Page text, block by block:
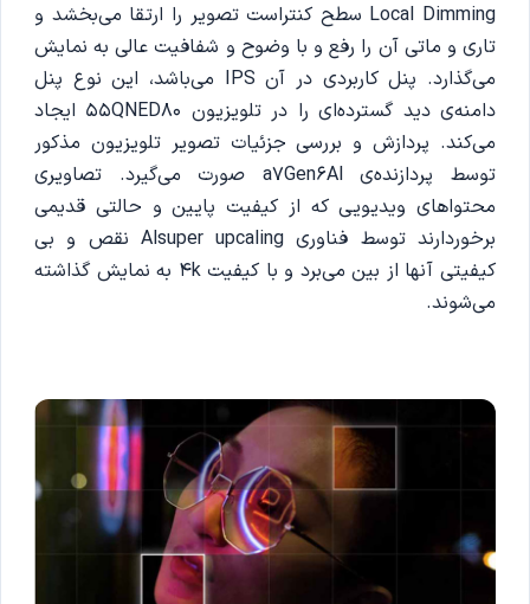
Local Dimming سطح کنتراست تصویر را ارتقا می‌بخشد و
تاری و ماتی آن را رفع و با وضوح و شفافیت عالی به نمایش
می‌گذارد. پنل کاربردی در آن IPS می‌باشد، این نوع پنل
دامنه‌ی دید گسترده‌ای را در تلویزیون 55QNED80 ایجاد
می‌کند. پردازش و بررسی جزئیات تصویر تلویزیون مذکور
توسط پردازنده‌ی a7Gen6Al صورت می‌گیرد. تصاویری
محتواهای ویدیویی که از کیفیت پایین و حالتی قدیمی
برخوردارند توسط فناوری Alsuper upcaling نقص و بی
کیفیتی آنها از بین می‌برد و با کیفیت 4k به نمایش گذاشته
می‌شوند.